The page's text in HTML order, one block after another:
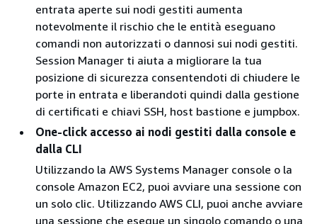
entrata aperte sui nodi gestiti aumenta
notevolmente il rischio che le entità eseguano
comandi non autorizzati o dannosi sui nodi gestiti.
Session Manager ti aiuta a migliorare la tua
posizione di sicurezza consentendoti di chiudere le
porte in entrata e liberandoti quindi dalla gestione
di certificati e chiavi SSH, host bastione e jumpbox.
One-click accesso ai nodi gestiti dalla console e
dalla CLI
Utilizzando la AWS Systems Manager console o la
console Amazon EC2, puoi avviare una sessione con
un solo clic. Utilizzando AWS CLI, puoi anche avviare
una sessione che esegue un singolo comando o una